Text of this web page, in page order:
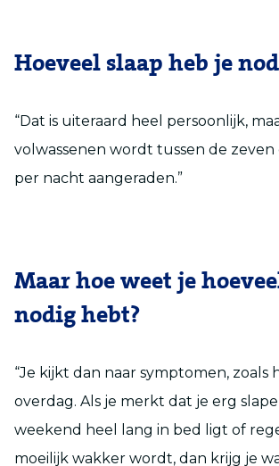
Hoeveel slaap heb je
“Dat is uiteraard heel persoonlijk,
volwassenen wordt tussen de
per nacht aangeraden.”
Maar hoe weet je
nodig hebt?
“Je kijkt dan naar symptomen, zoals
overdag. Als je merkt dat je erg
weekend heel lang in bed ligt of
moeilijk wakker wordt, dan krijg je